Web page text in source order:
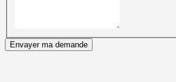
Envayer ma demande